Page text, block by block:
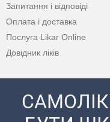
Запитання і відповіді
Оплата і доставка
Послуга Likar Online
Довідник ліків